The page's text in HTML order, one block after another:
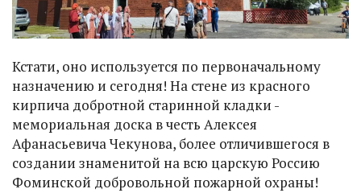
Кстати, оно используется по первоначальному
назначению и сегодня! На стене из красного
кирпича добротной старинной кладки -
мемориальная доска в честь Алексея
Афанасьевича Чекунова, более отличившегося в
создании знаменитой на всю царскую Россию
Фоминской добровольной пожарной охраны!